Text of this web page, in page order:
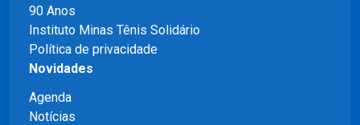
90 Anos
Instituto Minas Tênis Solidário
Política de privacidade
Novidades
Agenda
Notícias